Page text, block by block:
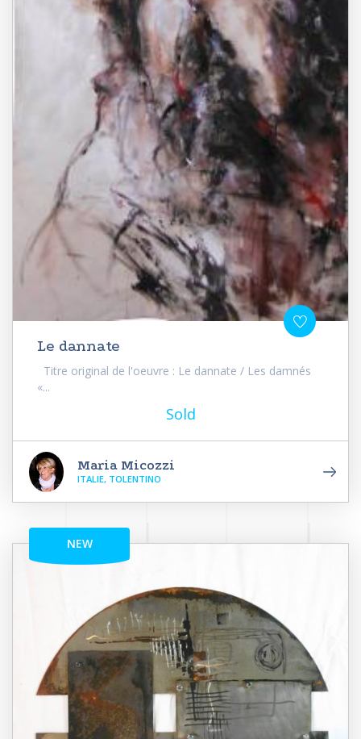
Le dannate
Titre original de l'oeuvre : Le dannate / Les damnés
«...
Sold
Maria Micozzi
ITALIE, TOLENTINO
NEW